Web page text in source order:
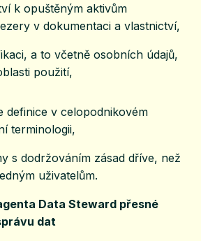
k opuštěným aktivům
v dokumentaci a vlastnictví,
a to včetně osobních údajů,
použití,
definice v celopodnikovém
terminologii,
s dodržováním zásad dříve, než
uživatelům.
Data Steward přesné
dat